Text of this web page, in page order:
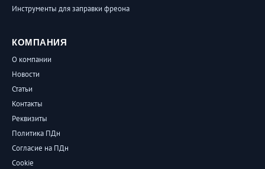
Инструменты для заправки фреона
КОМПАНИЯ
О компании
Новости
Статьи
Контакты
Реквизиты
Политика ПДн
Согласие на ПДн
Cookie